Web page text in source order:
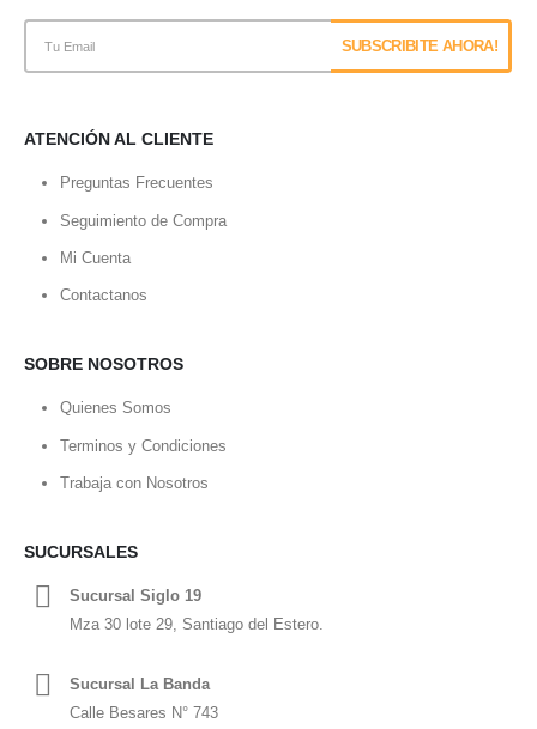
ATENCIÓN AL CLIENTE
Preguntas Frecuentes
Seguimiento de Compra
Mi Cuenta
Contactanos
SOBRE NOSOTROS
Quienes Somos
Terminos y Condiciones
Trabaja con Nosotros
SUCURSALES
Sucursal Siglo 19
Mza 30 lote 29, Santiago del Estero.
Sucursal La Banda
Calle Besares N° 743